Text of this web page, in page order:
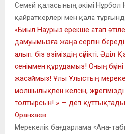
Семей қаласының әкімі Нұрбол
қайраткерлері мен қала
«Биыл Наурыз ерекше атап
дамуымызға жаңа серпін
алып, біз өзіміздің сүйікті,
сеніммен құрудамыз! Оның
жасаймыз! Ұлы Ұлыстың
молшылықпен келсін,
толтырсын! » — деп құттықтады
Оранхаев.
Мерекелік бағдарлама «Ана-